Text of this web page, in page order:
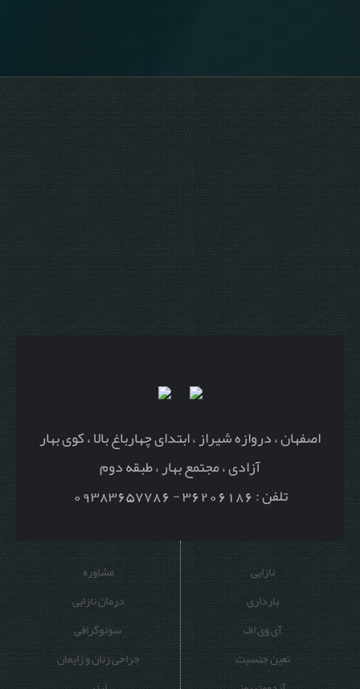
اصفهان ، دروازه شیراز ، ابتدای چهارباغ بالا ، کوی بهار
آزادی ، مجتمع بهار ، طبقه دوم
تلفن : 36206186 - 09383657786
نازایی
بارداری
آی وی اف
تعین جنسیت
مشاوره
درمان نازایی
سونوگرافی
جراحی زنان و زایمان